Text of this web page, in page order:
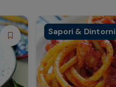
Sapori & Dintorni